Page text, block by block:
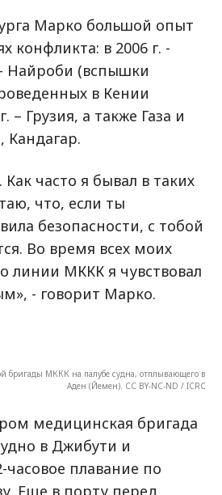
Марко большой опыт
конфликта: в 2006 г. -
- Найроби (вспышки
в Кении
– Грузия, а также Газа и
Кандагар.
часто я бывал в таких
что, если ты
безопасности, с тобой
Во время всех моих
линии МККК я чувствовал
- говорит Марко.
бригады МККК на палубе судна, отплывающего в
Аден (Йемен). CC BY-NC-ND / ICRC
медицинская бригада
в Джибути и
часовое плавание по
Еще в порту перед